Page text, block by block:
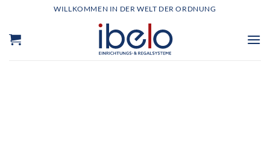
springen
WILLKOMMEN IN DER WELT DER ORDNUNG